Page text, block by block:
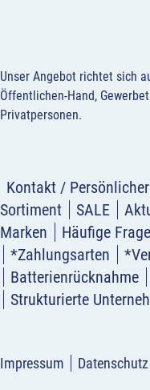
Unser Angebot richtet sich
Öffentlichen-Hand,
Privatpersonen.
Kontakt /
Sortiment
SALE
Marken
Häufige
*Zahlungsarten
Batterienrücknahme
Strukturierte
Impressum Datenschutz